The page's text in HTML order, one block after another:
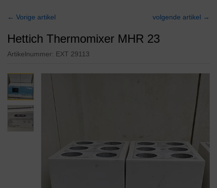
← Vorige artikel volgende artikel →
Hettich Thermomixer MHR 23
Artikelnummer: EXT 29113